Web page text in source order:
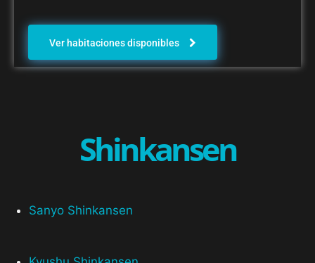
Ver habitaciones disponibles
Shinkansen
Sanyo Shinkansen